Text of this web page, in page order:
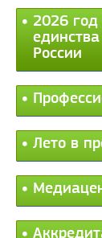
2026 год
России
Лето в